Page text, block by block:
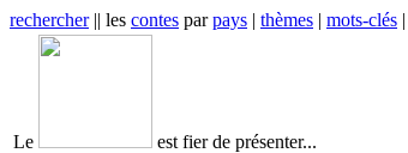
rechercher|| les contes parpays | thèmes | mots-clés |
Le est fier de présenter...